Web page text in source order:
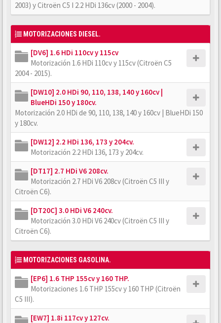
2003) y Citroën C5 I 2.2 HDi 136cv (2000 - 2004).
MOTORIZACIONES DIESEL.
[DV6] 1.6 HDi 110cv y 115cv
Motorización 1.6 HDi 110cv y 115cv (Citroën C5
2004 - 2015).
[DW10] 2.0 HDi 90, 110, 138, 140 y 160cv |
BlueHDi 150 y 180cv.
Motorización 2.0 HDi de 90, 110, 138, 140 y 160cv | BlueHDi 150
y 180cv.
[DW12] 2.2 HDi 136, 173 y 204cv.
Motorización 2.2 HDi 136, 173 y 204cv.
[DT17] 2.7 HDi V6 208cv.
Motorización 2.7 HDi V6 208cv (Citroën C5 III y
Citroën C6).
[DT20C] 3.0 HDi V6 240cv.
Motorización 3.0 HDi V6 240cv (Citroën C5 III y
Citroën C6).
MOTORIZACIONES GASOLINA.
[EP6] 1.6 THP 155cv y 160 THP.
Motorizaciones 1.6 THP 155cv y 160 THP (Citroën
C5 III).
[EW7] 1.8i 117cv y 127cv.